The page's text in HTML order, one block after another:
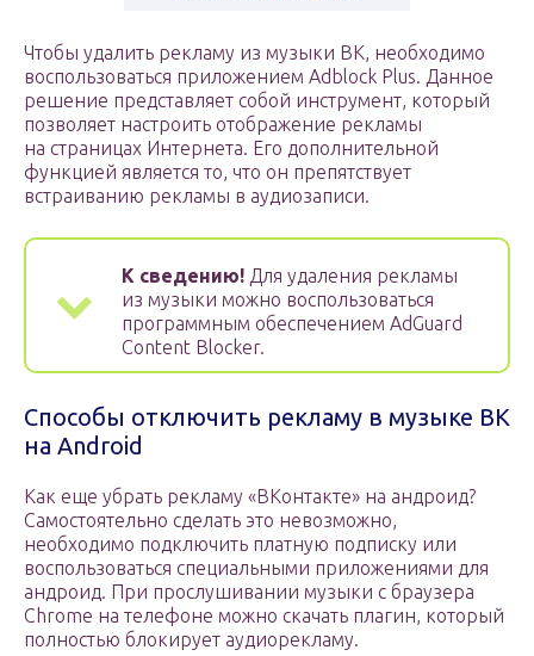
Чтобы удалить рекламу из музыки ВК, необходимо
воспользоваться приложением Adblock Plus. Данное
решение представляет собой инструмент, который
позволяет настроить отображение рекламы
на страницах Интернета. Его дополнительной
функцией является то, что он препятствует
встраиванию рекламы в аудиозаписи.
К сведению! Для удаления рекламы
из музыки можно воспользоваться
программным обеспечением AdGuard
Content Blocker.
Способы отключить рекламу в музыке ВК
на Android
Как еще убрать рекламу «ВКонтакте» на андроид?
Самостоятельно сделать это невозможно,
необходимо подключить платную подписку или
воспользоваться специальными приложениями для
андроид. При прослушивании музыки с браузера
Chrome на телефоне можно скачать плагин, который
полностью блокирует аудиорекламу.